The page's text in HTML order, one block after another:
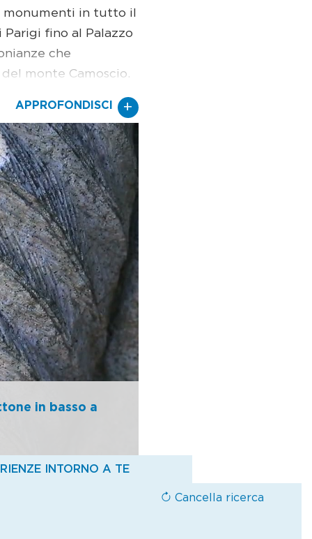
monumenti in tutto il
Parigi fino al Palazzo
che
monte Camoscio.
Polli ha reso
in riva al Lago
passi, in piazza
in un’altra opera
dal pittore
Per conoscere nei
la lavorazione e il
in piazza della
romanica,
della Via Crucis. La
e Feriolo, dove gli
riquadri di porte e
d’acque e monti.
APPROFONDISCI +
in basso a